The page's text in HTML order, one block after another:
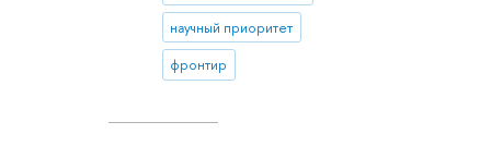
научный приоритет
фронтир